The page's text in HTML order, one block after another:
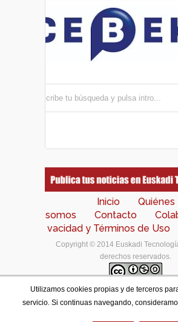
Inicio
Quiénes
somos
Contacto
vacidad y Términos de Uso
Copyright © 2014 Euskadi
derechos reservados.
Los contenidos de este portal están
de Creative Commons
Utilizamos cookies propias y de terceros
servicio. Si continuas navegando,